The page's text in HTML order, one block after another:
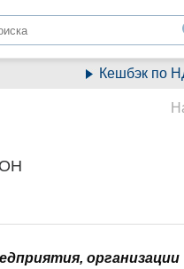
Кешбэк по
организации